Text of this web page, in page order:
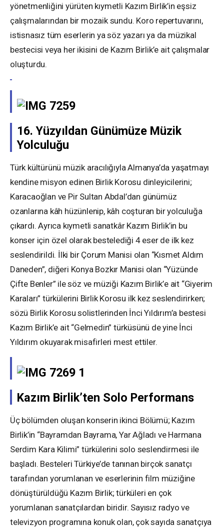
yönetmenliğini yürüten kıymetli Kazım Birlik’in eşsiz
çalışmalarından bir mozaik sundu. Koro repertuvarını,
istisnasız tüm eserlerin ya söz yazarı ya da müzikal
bestecisi veya her ikisini de Kazım Birlik’e ait çalışmalar
oluşturdu.
16. Yüzyıldan Günümüze Müzik
Yolculuğu
Türk kültürünü müzik aracılığıyla Almanya’da yaşatmayı
kendine misyon edinen Birlik Korosu dinleyicilerini;
Karacaoğlan ve Pir Sultan Abdal’dan günümüz
ozanlarına kâh hüzünlenip, kâh coşturan bir yolculuğa
çıkardı. Ayrıca kıymetli sanatkâr Kazım Birlik’in bu
konser için özel olarak bestelediği 4 eser de ilk kez
seslendirildi. İlki bir Çorum Manisi olan “Kısmet Aldım
Daneden”, diğeri Konya Bozkır Manisi olan “Yüzünde
Çifte Benler” ile söz ve müziği Kazım Birlik’e ait “Giyerim
Karaları” türkülerini Birlik Korosu ilk kez seslendirirken;
sözü Birlik Korosu solistlerinden İnci Yıldırım’a bestesi
Kazım Birlik’e ait “Gelmedin” türküsünü de yine İnci
Yıldırım okuyarak misafirleri mest ettiler.
Kazım Birlik’ten Solo Performans
Üç bölümden oluşan konserin ikinci Bölümü; Kazım
Birlik’in “Bayramdan Bayrama, Yar Ağladı ve Harmana
Serdim Kara Kilimi” türkülerini solo seslendirmesi ile
başladı. Besteleri Türkiye’de tanınan birçok sanatçı
tarafından yorumlanan ve eserlerinin film müziğine
dönüştürüldüğü Kazım Birlik; türküleri en çok
yorumlanan sanatçılardan biridir. Sayısız radyo ve
televizyon programına konuk olan, çok sayıda sanatçıya